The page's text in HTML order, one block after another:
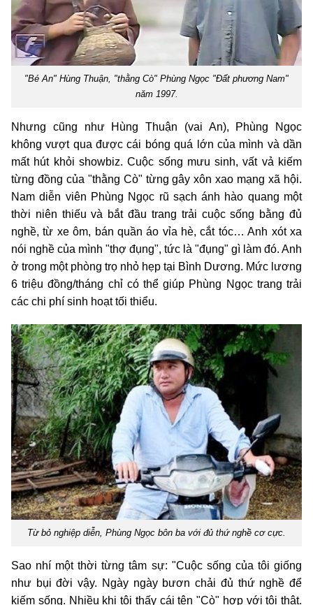
"Bé An" Hùng Thuận, "thằng Cò" Phùng Ngọc "Đất phương Nam"
năm 1997.
Nhưng cũng như Hùng Thuận (vai An), Phùng Ngọc
không vượt qua được cái bóng quá lớn của mình và dần
mất hút khỏi showbiz. Cuộc sống mưu sinh, vất vả kiếm
từng đồng của "thằng Cò" từng gây xôn xao mạng xã hội.
Nam diễn viên Phùng Ngọc rũ sạch ánh hào quang một
thời niên thiếu và bắt đầu trang trải cuộc sống bằng đủ
nghề, từ xe ôm, bán quần áo vỉa hè, cắt tóc… Anh xót xa
nói nghề của mình "thợ đụng", tức là "đụng" gì làm đó. Anh
ở trong một phòng trọ nhỏ hẹp tại Bình Dương. Mức lương
6 triệu đồng/tháng chỉ có thể giúp Phùng Ngọc trang trải
các chi phí sinh hoạt tối thiểu.
Từ bỏ nghiệp diễn, Phùng Ngọc bôn ba với đủ thứ nghề cơ cực.
Sao nhí một thời từng tâm sự: "Cuộc sống của tôi giống
như bụi đời vậy. Ngày ngày bươn chải đủ thứ nghề để
kiếm sống. Nhiều khi tôi thấy cái tên "Cò" hợp với tôi thật.